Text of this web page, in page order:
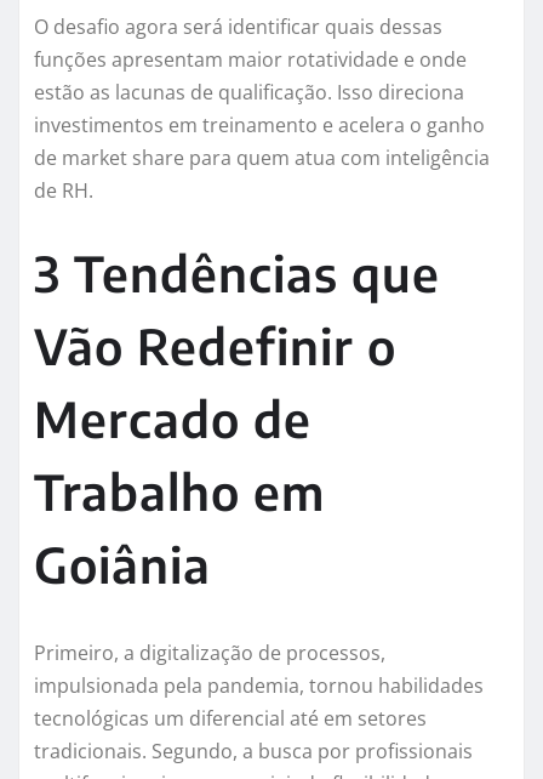
O desafio agora será identificar quais dessas
funções apresentam maior rotatividade e onde
estão as lacunas de qualificação. Isso direciona
investimentos em treinamento e acelera o ganho
de market share para quem atua com inteligência
de RH.
3 Tendências que
Vão Redefinir o
Mercado de
Trabalho em
Goiânia
Primeiro, a digitalização de processos,
impulsionada pela pandemia, tornou habilidades
tecnológicas um diferencial até em setores
tradicionais. Segundo, a busca por profissionais